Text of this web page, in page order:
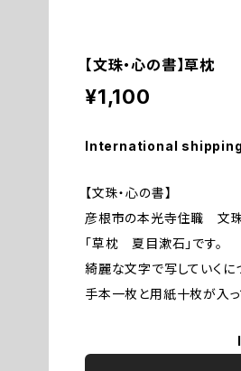
【文珠・心の書】草枕
¥1,100
International
【文珠・心の書】
彦根市の本光寺住職 文珠
「草枕 夏目漱石」です。
綺麗な文字で写していくに
手本一枚と用紙十枚が入っ